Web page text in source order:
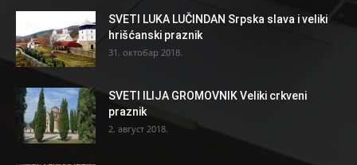
SVETI LUKA LUČINDAN Srpska slava i veliki
hrišćanski praznik
31. октобар 2018.
SVETI ILIJA GROMOVNIK Veliki crkveni
praznik
2. август 2018.